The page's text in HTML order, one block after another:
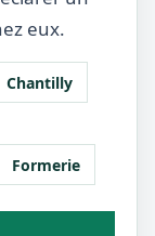
eux.
Chantilly
Formerie